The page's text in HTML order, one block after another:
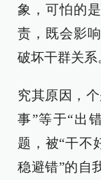
象，可怕的
责，既会影
破坏干群关系
究其原因，
事”等于“出
题，被“干不
稳避错”的自